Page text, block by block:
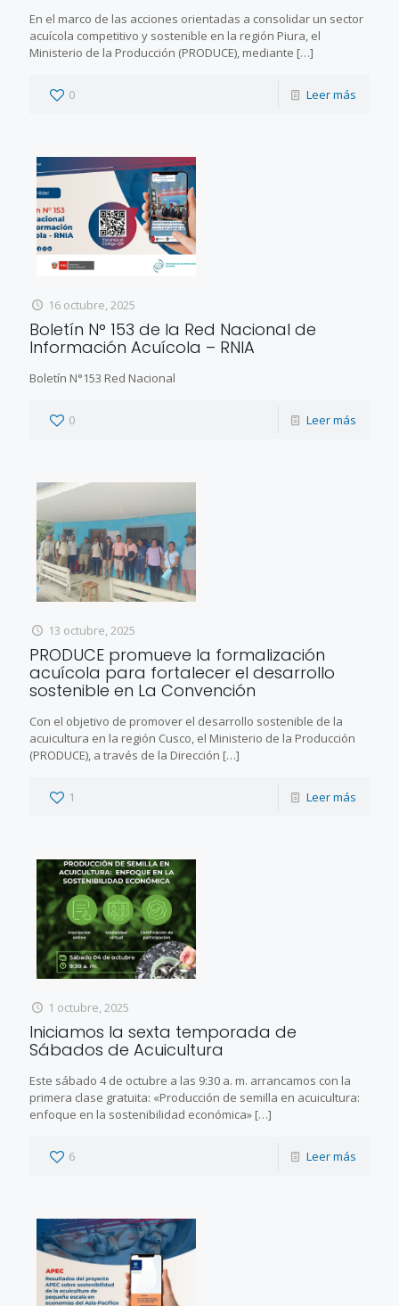
En el marco de las acciones orientadas a consolidar un sector
acuícola competitivo y sostenible en la región Piura, el
Ministerio de la Producción (PRODUCE), mediante […]
0 Leer más
16 octubre, 2025
Boletín N° 153 de la Red Nacional de
Información Acuícola – RNIA
Boletín N°153 Red Nacional
0 Leer más
13 octubre, 2025
PRODUCE promueve la formalización
acuícola para fortalecer el desarrollo
sostenible en La Convención
Con el objetivo de promover el desarrollo sostenible de la
acuicultura en la región Cusco, el Ministerio de la Producción
(PRODUCE), a través de la Dirección […]
1 Leer más
1 octubre, 2025
Iniciamos la sexta temporada de
Sábados de Acuicultura
Este sábado 4 de octubre a las 9:30 a. m. arrancamos con la
primera clase gratuita: «Producción de semilla en acuicultura:
enfoque en la sostenibilidad económica» […]
6 Leer más